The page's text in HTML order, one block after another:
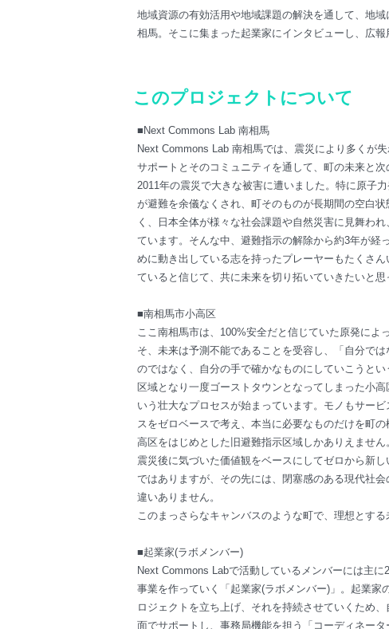
地域資源の有効活用や地域課題の解決を通して、地
相馬。そこに集まった起業家にインタビューし、広報
このプロジェクトについて
■Next Commons Lab 南相馬
Next Commons Lab 南相馬では、震災により多くが
サポートとそのコミュニティを通して、町の未来と
2011年の震災で大きな被害に遭いました。特に原子
が避難を余儀なくされ、町そのものが長期間の空白
く、日本全体が様々な社会課題や自然災害に見舞わ
ています。そんな中、避難指示の解除から約3年が経
めに動き出している志を持ったプレーヤーもたくさ
ていると信じて、共に未来を切り拓いていきたいと思
■南相馬市小高区
ここ南相馬市は、100%安全だと信じていた原発によ
そ、未来は予測不能であることを受容し、「自分で
のではなく、自分の手で確かなものにしていこうと
区域となり一度ゴーストタウンとなってしまった小
いう壮大なプロセスが始まっています。モノもサー
スをゼロベースで考え、本当に必要なものだけを町
高区をはじめとした旧避難指示区域しかありえません
震災後に気づいた価値観をベースにしてゼロから新
ではありますが、その先には、閉塞感のある現代社
違いありません。
このまっさらなキャンバスのような町で、理想とす
■起業家(ラボメンバー)
Next Commons Labで活動しているメンバーには主
事業を作っていく「起業家(ラボメンバー)」。起業
ロジェクトを立ち上げ、それを持続させていくため
面でサポートし、事務局機能を担う「コーディネー